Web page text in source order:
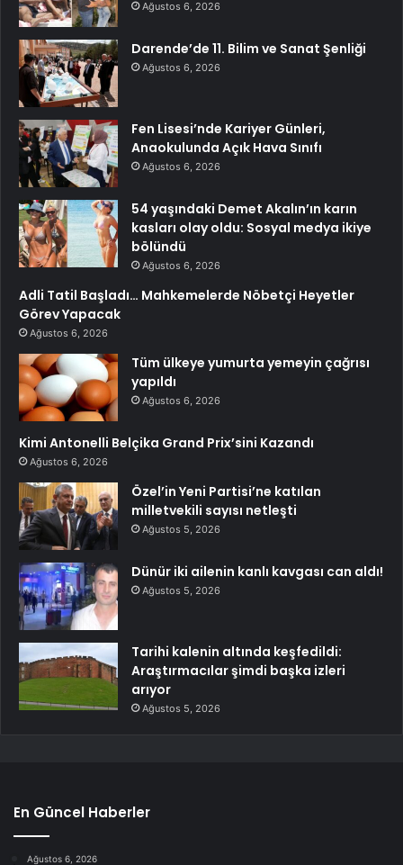
Ağustos 6, 2026
Darende’de 11. Bilim ve Sanat Şenliği
Ağustos 6, 2026
Fen Lisesi’nde Kariyer Günleri,
Anaokulunda Açık Hava Sınıfı
Ağustos 6, 2026
54 yaşındaki Demet Akalın’ın karın
kasları olay oldu: Sosyal medya ikiye
bölündü
Ağustos 6, 2026
Adli Tatil Başladı… Mahkemelerde Nöbetçi Heyetler
Görev Yapacak
Ağustos 6, 2026
Tüm ülkeye yumurta yemeyin çağrısı
yapıldı
Ağustos 6, 2026
Kimi Antonelli Belçika Grand Prix’sini Kazandı
Ağustos 6, 2026
Özel’in Yeni Partisi’ne katılan
milletvekili sayısı netleşti
Ağustos 5, 2026
Dünür iki ailenin kanlı kavgası can aldı!
Ağustos 5, 2026
Tarihi kalenin altında keşfedildi:
Araştırmacılar şimdi başka izleri
arıyor
Ağustos 5, 2026
En Güncel Haberler
Ağustos 6, 2026